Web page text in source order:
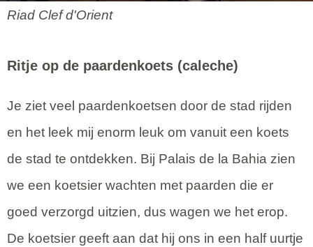
Riad Clef d'Orient
Ritje op de paardenkoets (caleche)
Je ziet veel paardenkoetsen door de stad rijden
en het leek mij enorm leuk om vanuit een koets
de stad te ontdekken. Bij Palais de la Bahia zien
we een koetsier wachten met paarden die er
goed verzorgd uitzien, dus wagen we het erop.
De koetsier geeft aan dat hij ons in een half uurtje